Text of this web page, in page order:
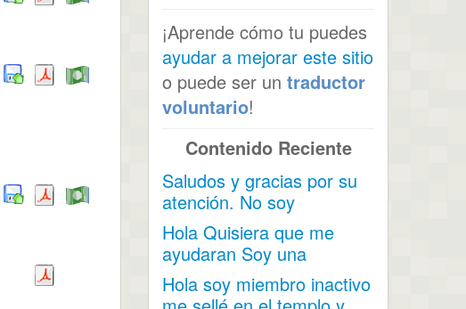
¡Aprende cómo tu puedes
ayudar a mejorar este sitio
o puede ser un traductor
voluntario!
Contenido Reciente
Saludos y gracias por su
atención. No soy
mormona pero tengo una
amiga...
Hola Quisiera que me
ayudaran Soy una
persona miembro pero...
Hola soy miembro inactivo